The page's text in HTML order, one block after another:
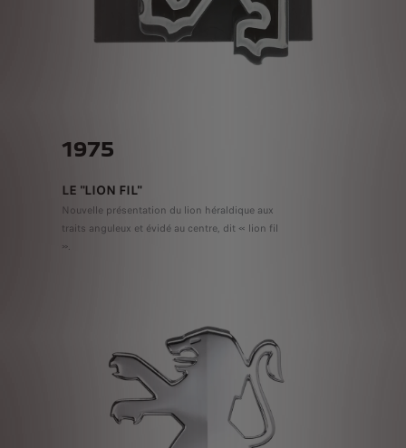
1975
LE "LION FIL"
Nouvelle présentation du lion héraldique aux
traits anguleux et évidé au centre, dit « lion fil
».